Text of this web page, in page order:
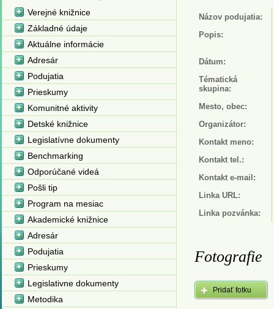
Názov podujatia:
Popis:
Dátum:
Tématická
skupina:
Mesto, obec:
Organizátor:
Kontakt meno:
Kontakt tel.:
Kontakt e-mail:
Linka URL:
Linka pozvánka:
Fotografie
Pridať fotku
Verejné knižnice
Základné údaje
Aktuálne informácie
Adresár
Podujatia
Prieskumy
Komunitné aktivity
Detské knižnice
Legislatívne dokumenty
Benchmarking
Odporúčané videá
Pošli tip
Program na mesiac
Akademické knižnice
Adresár
Podujatia
Prieskumy
Legislativne dokumenty
Metodika